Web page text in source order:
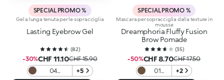
SPECIAL PROMO %
Gel a lunga tenuta per le sopracciglia
Lasting Eyebrow Gel
(82)
-30%CHF 11.10CHF 15.90
04
+5
SPECIAL PROMO %
Mascara per sopracciglia dalla texture in
mousse
Dreamphoria Fluffy Fusion
Brow Pomade
(35)
-50%CHF 8.70CHF 17.50
01
+2